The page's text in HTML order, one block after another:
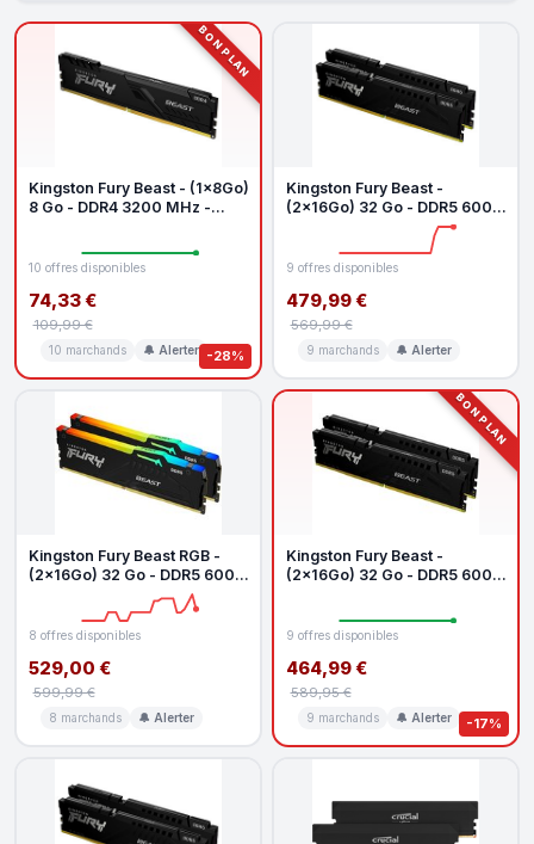
BON PLAN
-28%
Kingston Fury Beast - (1x8Go)
8 Go - DDR4 3200 MHz -
10 offres disponibles
74,33 €
109,99 €
10 marchands 🔔 Alerter
Kingston Fury Beast -
(2x16Go) 32 Go - DDR5 6000
9 offres disponibles
479,99 €
569,99 €
9 marchands 🔔 Alerter
Kingston Fury Beast RGB -
(2x16Go) 32 Go - DDR5 6000
8 offres disponibles
529,00 €
599,99 €
8 marchands 🔔 Alerter
BON PLAN
-17%
Kingston Fury Beast -
(2x16Go) 32 Go - DDR5 6000
9 offres disponibles
464,99 €
589,95 €
9 marchands 🔔 Alerter